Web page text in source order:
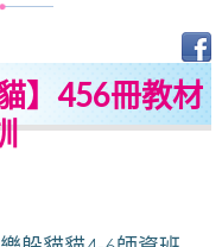
】456冊教材